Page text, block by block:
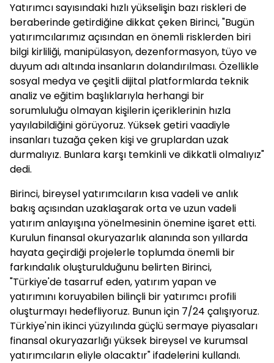
Yatırımcı sayısındaki hızlı yükselişin bazı riskleri de
beraberinde getirdiğine dikkat çeken Birinci, "Bugün
yatırımcılarımız açısından en önemli risklerden biri
bilgi kirliliği, manipülasyon, dezenformasyon, tüyo ve
duyum adı altında insanların dolandırılması. Özellikle
sosyal medya ve çeşitli dijital platformlarda teknik
analiz ve eğitim başlıklarıyla herhangi bir
sorumluluğu olmayan kişilerin içeriklerinin hızla
yayılabildiğini görüyoruz. Yüksek getiri vaadiyle
insanları tuzağa çeken kişi ve gruplardan uzak
durmalıyız. Bunlara karşı temkinli ve dikkatli olmalıyız"
dedi.
Birinci, bireysel yatırımcıların kısa vadeli ve anlık
bakış açısından uzaklaşarak orta ve uzun vadeli
yatırım anlayışına yönelmesinin önemine işaret etti.
Kurulun finansal okuryazarlık alanında son yıllarda
hayata geçirdiği projelerle toplumda önemli bir
farkındalık oluşturulduğunu belirten Birinci,
"Türkiye'de tasarruf eden, yatırım yapan ve
yatırımını koruyabilen bilinçli bir yatırımcı profili
oluşturmayı hedefliyoruz. Bunun için 7/24 çalışıyoruz.
Türkiye'nin ikinci yüzyılında güçlü sermaye piyasaları
finansal okuryazarlığı yüksek bireysel ve kurumsal
yatırımcıların eliyle olacaktır" ifadelerini kullandı.